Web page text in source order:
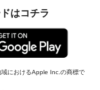
はコチラ
におけるApple Inc.の商標で